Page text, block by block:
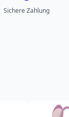
Sichere Zahlung